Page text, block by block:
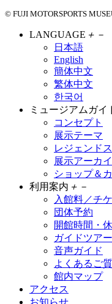
© FUJI MOTORSPORTS
LANGUAGE ＋ －
日本語
English
簡体中文
繁体中文
한국어
ミュージアムガイ
コンセプト
展示テーマ
レジェンド
展示アーカ
ショップ＆
利用案内 ＋ －
入館料／チ
団体予約
開館時間・
ガイドツアー
音声ガイド
よくあるご
館内マップ
アクセス